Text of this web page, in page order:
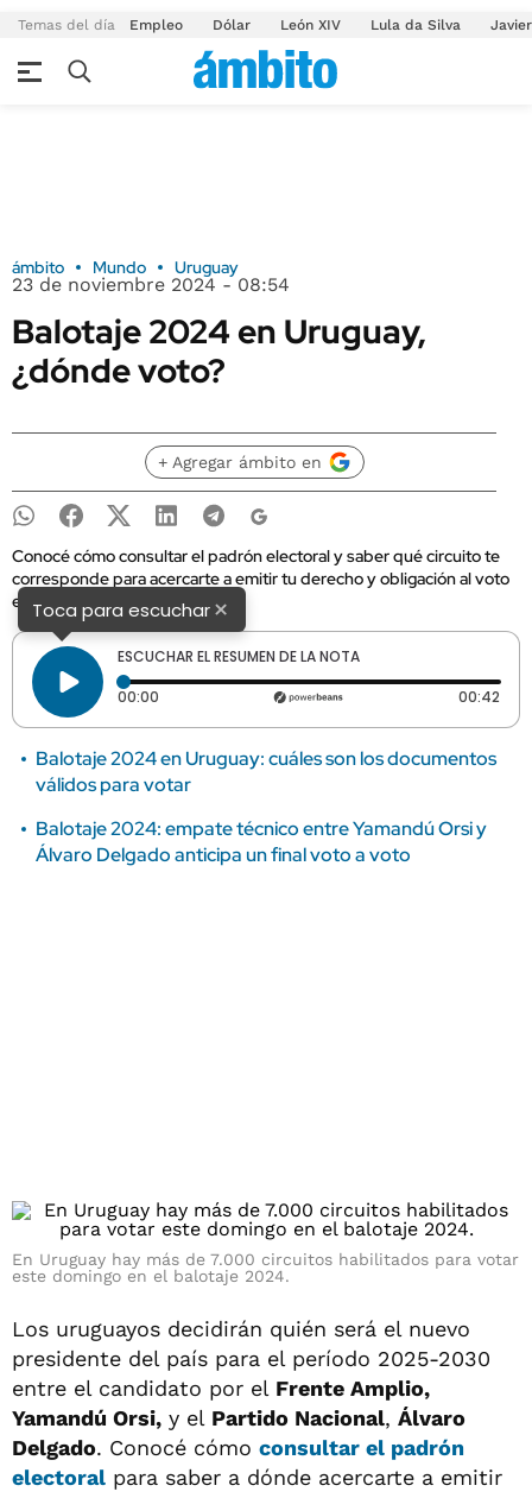
Temas del día Empleo Dólar León XIV Lula da Silva
ámbito Mundo Uruguay
23 de noviembre 2024 - 08:54
Balotaje 2024 en Uruguay,
¿dónde voto?
+ Agregar ámbito en
Conocé cómo consultar el padrón electoral y saber qué circuito te
corresponde para acercarte a emitir tu derecho y obligación al voto
este domingo.
Toca para escuchar×
ESCUCHAR EL RESUMEN DE LA NOTA
00:00 Tiempo transcurrido: 0 segundos 00:42
Balotaje 2024 en Uruguay: cuáles son los documentos
válidos para votar
Balotaje 2024: empate técnico entre Yamandú Orsi y
Álvaro Delgado anticipa un final voto a voto
En Uruguay hay más de 7.000 circuitos habilitados para votar
este domingo en el balotaje 2024.
Los uruguayos decidirán quién será el nuevo
presidente del país para el período 2025-2030
entre el candidato por el Frente Amplio,
Yamandú Orsi, y el Partido Nacional, Álvaro
Delgado. Conocé cómo consultar el padrón
electoral para saber a dónde acercarte a emitir